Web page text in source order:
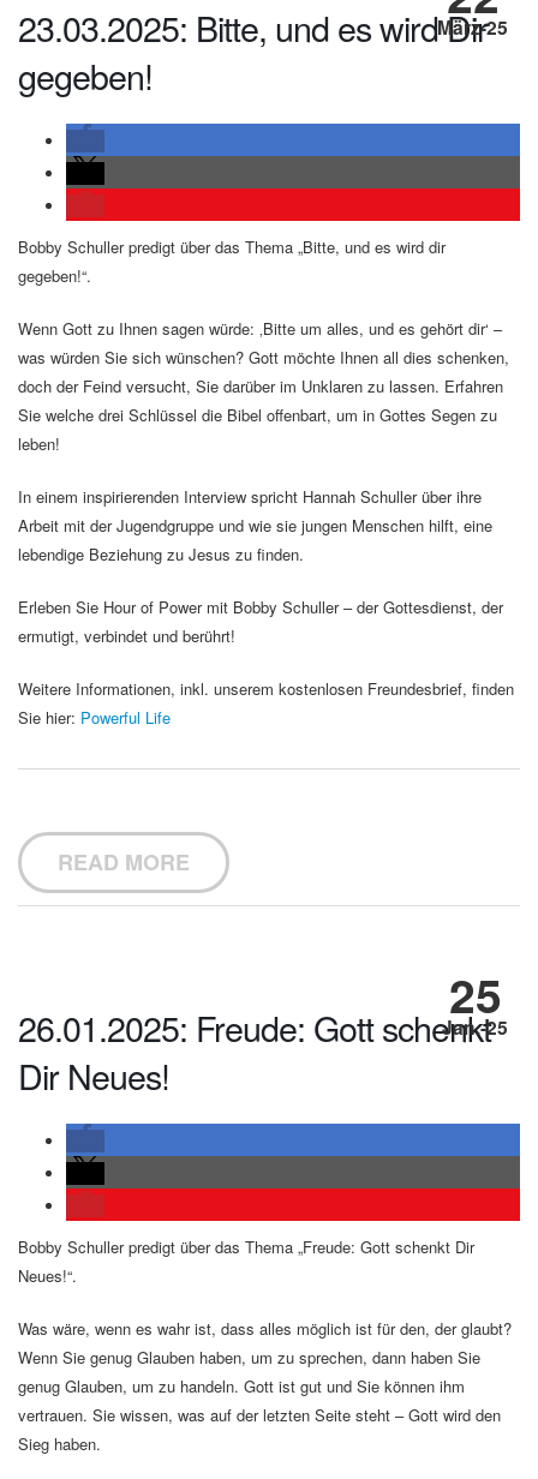
März-25
23.03.2025: Bitte, und es wird Dir
gegeben!
Bobby Schuller predigt über das Thema „Bitte, und es wird dir
gegeben!“.
Wenn Gott zu Ihnen sagen würde: ‚Bitte um alles, und es gehört dir‘ –
was würden Sie sich wünschen? Gott möchte Ihnen all dies schenken,
doch der Feind versucht, Sie darüber im Unklaren zu lassen. Erfahren
Sie welche drei Schlüssel die Bibel offenbart, um in Gottes Segen zu
leben!
In einem inspirierenden Interview spricht Hannah Schuller über ihre
Arbeit mit der Jugendgruppe und wie sie jungen Menschen hilft, eine
lebendige Beziehung zu Jesus zu finden.
Erleben Sie Hour of Power mit Bobby Schuller – der Gottesdienst, der
ermutigt, verbindet und berührt!
Weitere Informationen, inkl. unserem kostenlosen Freundesbrief, finden
Sie hier: Powerful Life
READ MORE
25
Jan.-25
26.01.2025: Freude: Gott schenkt
Dir Neues!
Bobby Schuller predigt über das Thema „Freude: Gott schenkt Dir
Neues!“.
Was wäre, wenn es wahr ist, dass alles möglich ist für den, der glaubt?
Wenn Sie genug Glauben haben, um zu sprechen, dann haben Sie
genug Glauben, um zu handeln. Gott ist gut und Sie können ihm
vertrauen. Sie wissen, was auf der letzten Seite steht – Gott wird den
Sieg haben.